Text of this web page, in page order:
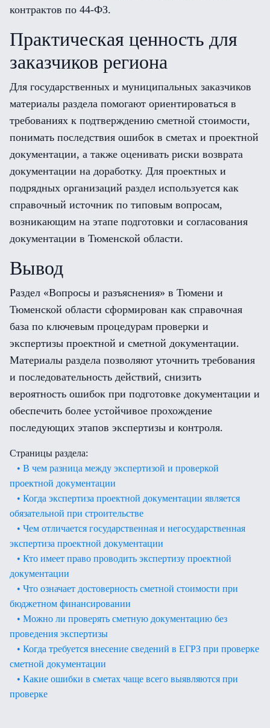
контрактов по 44-ФЗ.
Практическая ценность для
заказчиков региона
Для государственных и муниципальных заказчиков
материалы раздела помогают ориентироваться в
требованиях к подтверждению сметной стоимости,
понимать последствия ошибок в сметах и проектной
документации, а также оценивать риски возврата
документации на доработку. Для проектных и
подрядных организаций раздел используется как
справочный источник по типовым вопросам,
возникающим на этапе подготовки и согласования
документации в Тюменской области.
Вывод
Раздел «Вопросы и разъяснения» в Тюмени и
Тюменской области сформирован как справочная
база по ключевым процедурам проверки и
экспертизы проектной и сметной документации.
Материалы раздела позволяют уточнить требования
и последовательность действий, снизить
вероятность ошибок при подготовке документации и
обеспечить более устойчивое прохождение
последующих этапов экспертизы и контроля.
Страницы раздела:
• В чем разница между экспертизой и проверкой
проектной документации
• Когда экспертиза проектной документации является
обязательной при строительстве
• Чем отличается государственная и негосударственная
экспертиза проектной документации
• Кто имеет право проводить экспертизу проектной
документации
• Что означает достоверность сметной стоимости при
бюджетном финансировании
• Можно ли проверять сметную документацию без
проведения экспертизы
• Когда требуется внесение сведений в ЕГРЗ при проверке
сметной документации
• Какие ошибки в сметах чаще всего выявляются при
проверке